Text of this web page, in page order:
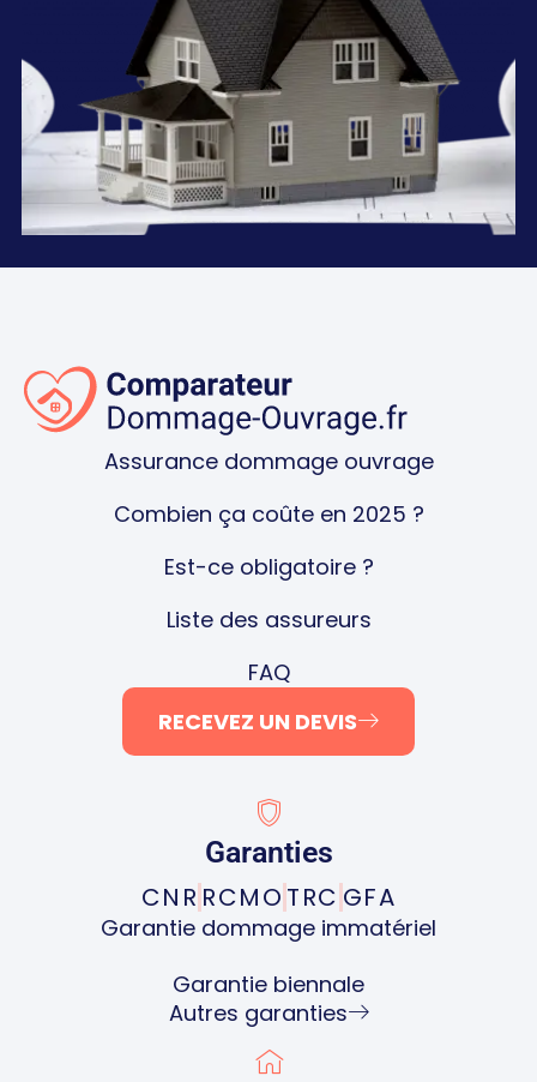
Assurance dommage ouvrage
Combien ça coûte en 2025 ?
Est-ce obligatoire ?
Liste des assureurs
FAQ
RECEVEZ UN DEVIS
Garanties
CNR RCMO TRC GFA
Garantie dommage immatériel
Garantie biennale
Autres garanties